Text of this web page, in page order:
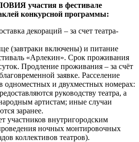
участия в фестивале
конкурсной программы:
декораций – за счет театра-
(завтраки включены) и питание
«Арлекин». Срок проживания
Продление проживания – за счёт
заявке. Расселение
одноместных и двухместных номерах:
руководству театра, а
артистам; иные случаи
заранее.
участников внутригородским
ночных монтировочных
коллективов театров).